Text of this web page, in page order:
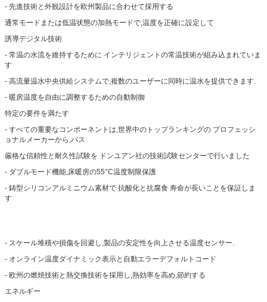
- 先進技術と外観設計を欧州製品に合わせて採用する
通常モードまたは低温状態の加熱モードで,温度を正確に設定して
誘導デジタル技術
- 常温の水流を維持するために インテリジェントの常温技術が組み込まれていま
す
- 高流量温水中央供給システムで,複数のユーザーに同時に温水を提供できます.
- 暖房温度を自由に調整するための自動制御
特定の要件を満たす
- すべての重要なコンポーネントは,世界中のトップランキングの プロフェッシ
ョナルメーカーから,パス
厳格な信頼性と耐久性試験を ドンユアン社の技術試験センターで行いました
- ダブルモード機能,床暖房の55°C温度制限保護
- 鋳型シリコンアルミニウム素材で 抗酸化と抗腐食 寿命が長いことを保証しま
す
- スケール堆積や損傷を回避し,製品の安定性を向上させる温度センサー.
- オンライン温度ダイナミック表示と自動エラーデフォルトコード
- 欧州の燃焼技術と熱交換技術を採用し,熱効率を高め,節約する
エネルギー